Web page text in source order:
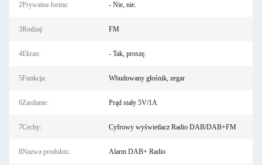
2Prywatna forma: - Nie, nie.
3Rodzaj: FM
4Ekran: - Tak, proszę.
5Funkcja: Wbudowany głośnik, zegar
6Zasilanie: Prąd stały 5V/1A
7Cechy: Cyfrowy wyświetlacz Radio DAB/DAB+FM
8Nazwa produktu: Alarm DAB+ Radio